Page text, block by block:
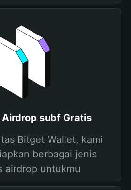
subf Gratis
Bitget Wallet, kami
berbagai jenis
airdrop untukmu